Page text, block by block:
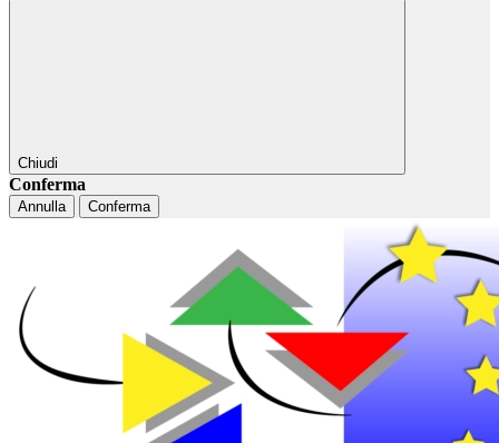
Chiudi
Conferma
Annulla Conferma